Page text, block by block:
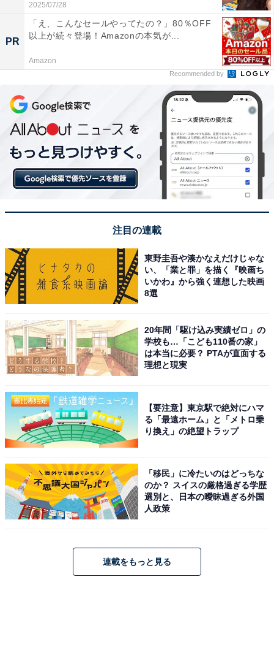
2025/07/28
PR
「え、こんなセールやってたの？」80％OFF
以上が続々登場！Amazonの本気が...
Amazon
Recommended by
注目の連載
東野圭吾や湊かなえだけじゃな
い、「業と罪」を描く『映画ち
いかわ』から強く連想した映画
8選
20年間「駆け込み実績ゼロ」の
学校も…「こども110番の家」
は本当に必要？ PTAが直面する
理想と現実
【要注意】東京駅で絶対にハマ
る「最遠ホーム」と「メトロ乗
り換え」の絶望トラップ
「移民」に冷たいのはどっちな
のか？ スイスの厳格過ぎる学歴
選別と、日本の曖昧過ぎる外国
人政策
連載をもっと見る